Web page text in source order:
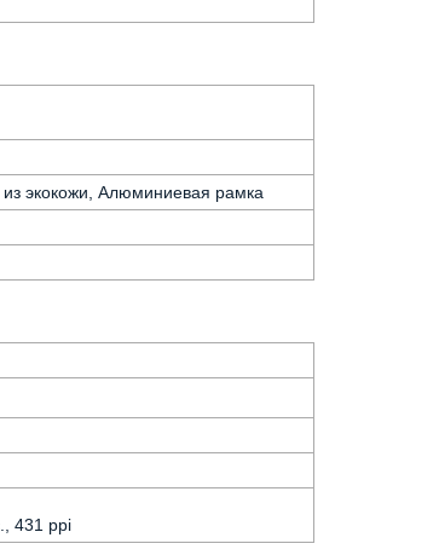
экокожи, Алюминиевая рамка
431 ppi